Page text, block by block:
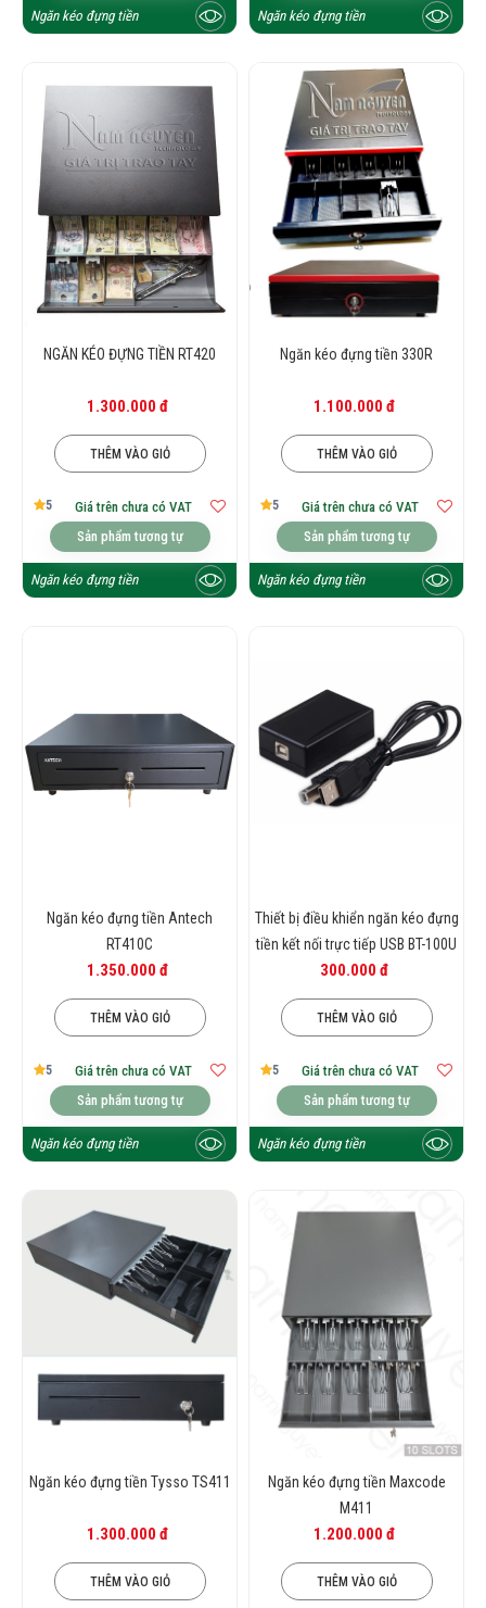
Ngăn kéo đựng tiền Ngăn kéo đựng tiền
NGĂN KÉO ĐỰNG TIỀN RT420
1.300.000 đ
THÊM VÀO GIỎ
5
Giá trên chưa có VAT
Sản phẩm tương tự
Ngăn kéo đựng tiền
Ngăn kéo đựng tiền 330R
1.100.000 đ
THÊM VÀO GIỎ
5
Giá trên chưa có VAT
Sản phẩm tương tự
Ngăn kéo đựng tiền
Ngăn kéo đựng tiền Antech
RT410C
1.350.000 đ
THÊM VÀO GIỎ
5
Giá trên chưa có VAT
Sản phẩm tương tự
Ngăn kéo đựng tiền
Thiết bị điều khiển ngăn kéo đựng
tiền kết nối trực tiếp USB BT-100U
300.000 đ
THÊM VÀO GIỎ
5
Giá trên chưa có VAT
Sản phẩm tương tự
Ngăn kéo đựng tiền
Ngăn kéo đựng tiền Tysso TS411
1.300.000 đ
THÊM VÀO GIỎ
Ngăn kéo đựng tiền Maxcode
M411
1.200.000 đ
THÊM VÀO GIỎ